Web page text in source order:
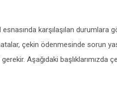
karşılaşılan durumlara
çekin ödenmesinde sorun
Aşağıdaki başlıklarımızda